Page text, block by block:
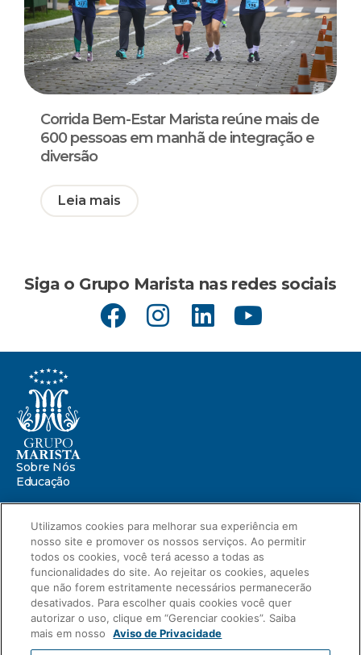
Corrida Bem-Estar Marista reúne mais de
600 pessoas em manhã de integração e
diversão
Leia mais
Siga o Grupo Marista nas redes sociais
Sobre Nós
Educação
Centro Marista de Defesa da Infância
Missão Marista
Compromissos
Portal ESG
Relatório de Sustentabilidade 2025
Relatório de Transparência Salarial
Novidades
Utilizamos cookies para melhorar sua experiência em
nosso site e promover os nossos serviços. Ao permitir
todos os cookies, você terá acesso a todas as
funcionalidades do site. Ao rejeitar os cookies, aqueles
que não forem estritamente necessários permanecerão
desativados. Para escolher quais cookies você quer
autorizar o uso, clique em “Gerenciar cookies”. Saiba
mais em nosso
Aviso de Privacidade